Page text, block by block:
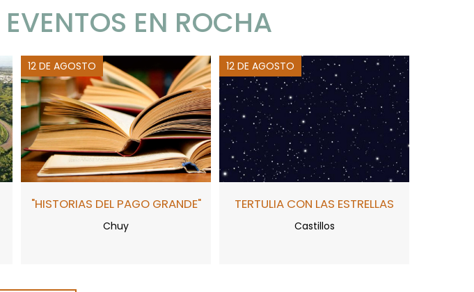
EN ROCHA
12 DE AGOSTO
"HISTORIAS DEL PAGO GRANDE"
Chuy
12 DE AGOSTO
TERTULIA CON LAS ESTRELLAS
Castillos